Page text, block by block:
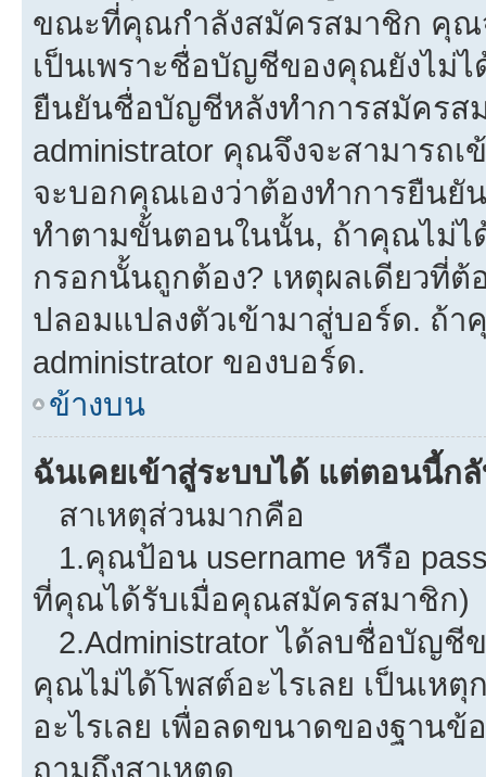
ขณะที่คุณกำลังสมัครสมาชิก คุณ
เป็นเพราะชื่อบัญชีของคุณยังไม่
ยืนยันชื่อบัญชีหลังทำการสมัครส
administrator คุณจึงจะสามารถ
จะบอกคุณเองว่าต้องทำการยืน
ทำตามขั้นตอนในนั้น, ถ้าคุณไม่ไ
กรอกนั้นถูกต้อง? เหตุผลเดียวที่
ปลอมแปลงตัวเข้ามาสู่บอร์ด. ถ้
administrator ของบอร์ด.
ข้างบน
ฉันเคยเข้าสู่ระบบได้ แต่ตอนนี้ก
สาเหตุส่วนมากคือ
1.คุณป้อน username หรือ
ที่คุณได้รับเมื่อคุณสมัครสมาชิก)
2.Administrator ได้ลบชื่อบัญชี
คุณไม่ได้โพสต์อะไรเลย เป็นเห
อะไรเลย เพื่อลดขนาดของฐาน
ถามถึงสาเหตุดู.